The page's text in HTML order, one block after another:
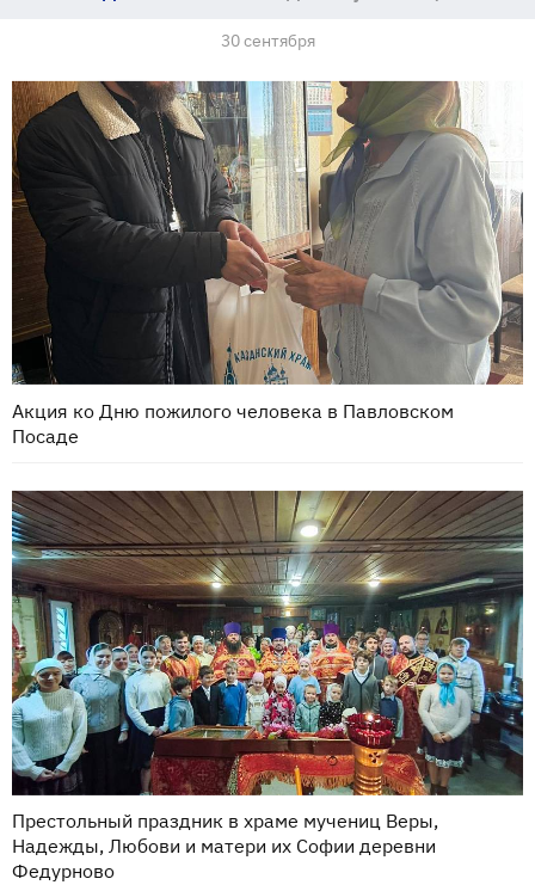
30 сентября
Акция ко Дню пожилого человека в Павловском
Посаде
Престольный праздник в храме мучениц Веры,
Надежды, Любови и матери их Софии деревни
Федурново